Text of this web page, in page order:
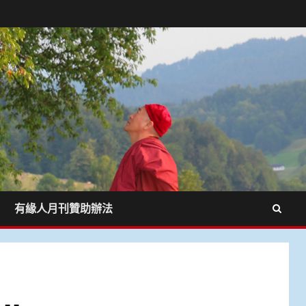
有緣人月刊贊助辦法